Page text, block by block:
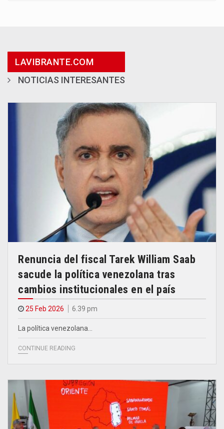
LAVIBRANTE.COM
NOTICIAS INTERESANTES
Renuncia del fiscal Tarek William Saab
sacude la política venezolana tras
cambios institucionales en el país
25 Feb 2026 6.39 pm
La política venezolana…
CONTINUE READING